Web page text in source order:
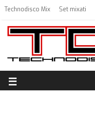
Technodisco Mix Set mixati